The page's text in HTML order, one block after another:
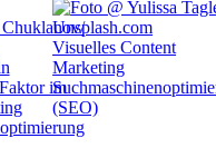
im
Visuelles Content
Marketing
(SEO)